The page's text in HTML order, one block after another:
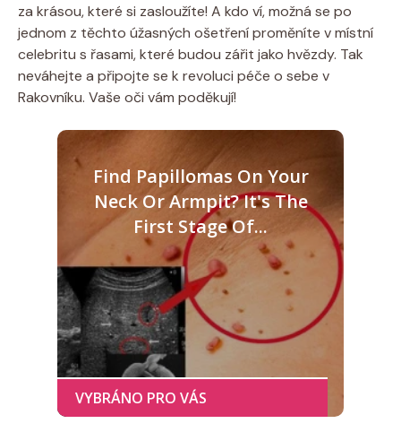
za krásou, které si zasloužíte! A kdo ví, možná se po
jednom z těchto úžasných ošetření proměníte v místní
celebritu s řasami, které budou zářit jako hvězdy. Tak
neváhejte a připojte se k revoluci péče o sebe v
Rakovníku. Vaše oči vám poděkují!
Find Papillomas On Your
Neck Or Armpit? It's The
First Stage Of...